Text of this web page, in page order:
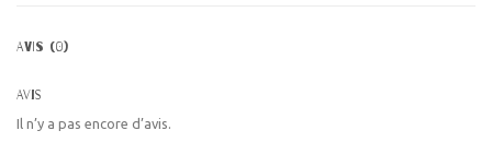
AVIS (0)
Avis
Il n’y a pas encore d’avis.